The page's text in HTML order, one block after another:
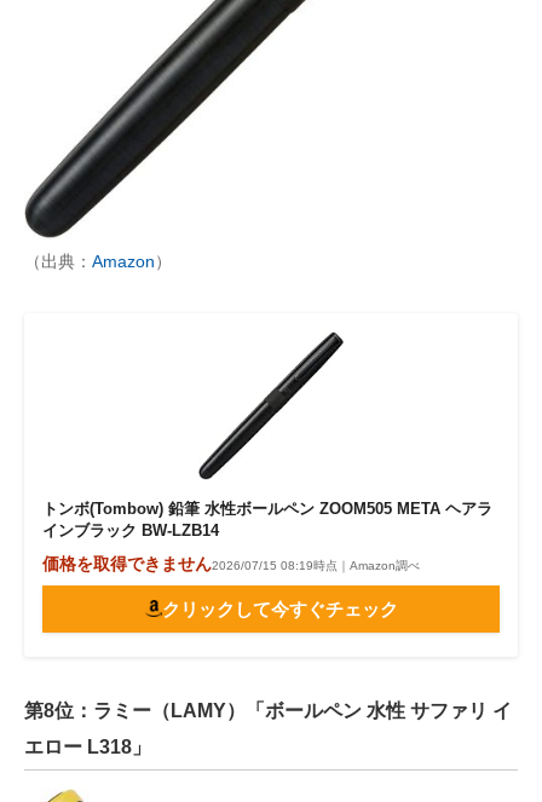
（出典： Amazon）
トンボ(Tombow) 鉛筆 水性ボールペン ZOOM505 META ヘアラ
インブラック BW-LZB14
価格を取得できません2026/07/15 08:19時点｜Amazon調べ
クリックして今すぐチェック
第8位：ラミー（LAMY）「ボールペン 水性 サファリ イ
エロー L318」